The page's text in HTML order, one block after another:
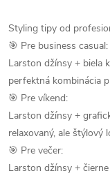
Styling tipy od
🎯 Pre business casual:
Larston džínsy + biela
perfektná kombinácia
🎯 Pre víkend:
Larston džínsy +
relaxovaný, ale štýlový
🎯 Pre večer:
Larston džínsy +